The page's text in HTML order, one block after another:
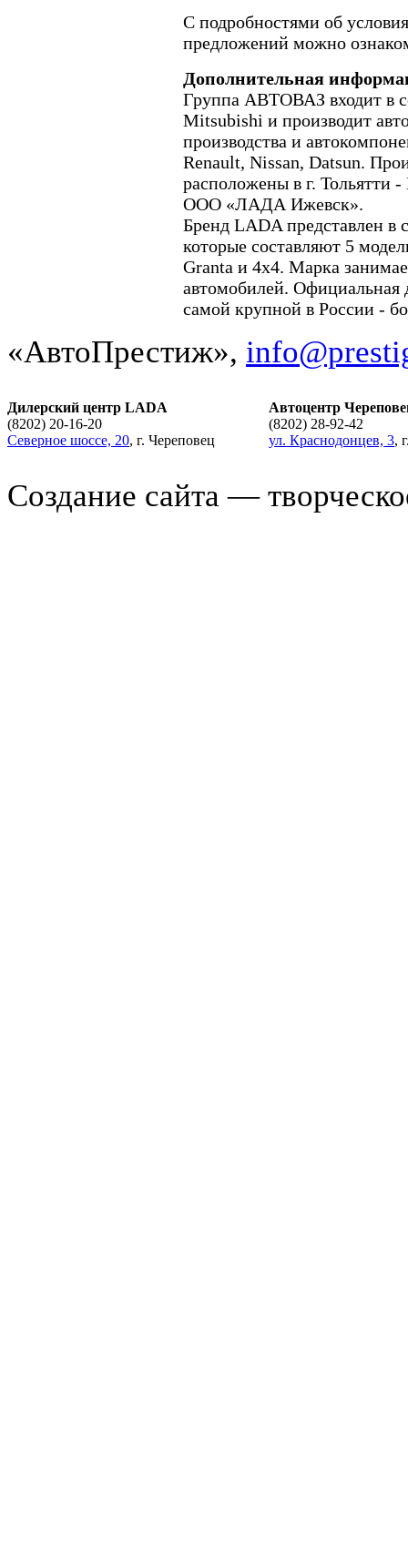
С подробностями об
предложений можно
Дополнительная
Группа АВТОВАЗ входит в
Mitsubishi и производит
производства и
Renault, Nissan, Datsun.
расположены в г.
ООО «ЛАДА Ижевск».
Бренд LADA представлен в
которые составляют 5
Granta и 4x4. Марка
автомобилей. Официальная
самой крупной в России -
«АвтоПрестиж»,
Дилерский центр LADA
(8202) 20-16-20
Северное шоссе, 20, г. Череповец
Автоцентр
(8202) 28-92-42
ул. Краснодонцев, 3,
Создание сайта —